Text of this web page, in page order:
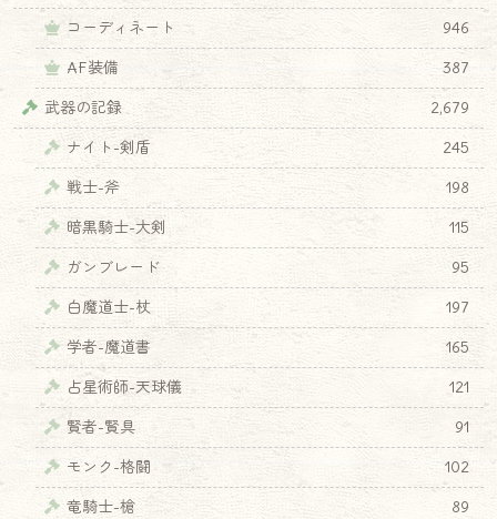
コーディネート
946
AF装備
387
武器の記録
2,679
ナイト-剣盾
245
戦士-斧
198
暗黒騎士-大剣
115
ガンブレード
95
白魔道士-杖
197
学者-魔道書
165
占星術師-天球儀
121
賢者-賢具
91
モンク-格闘
102
竜騎士-槍
89